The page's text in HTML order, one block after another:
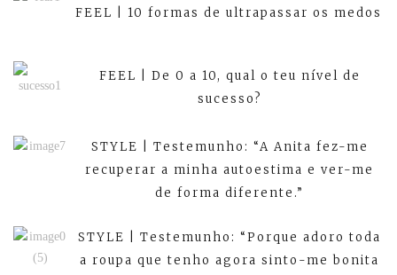
FEEL | 10 formas de ultrapassar os medos
FEEL | De 0 a 10, qual o teu nível de
sucesso?
STYLE | Testemunho: “A Anita fez-me
recuperar a minha autoestima e ver-me
de forma diferente.”
STYLE | Testemunho: “Porque adoro toda
a roupa que tenho agora sinto-me bonita